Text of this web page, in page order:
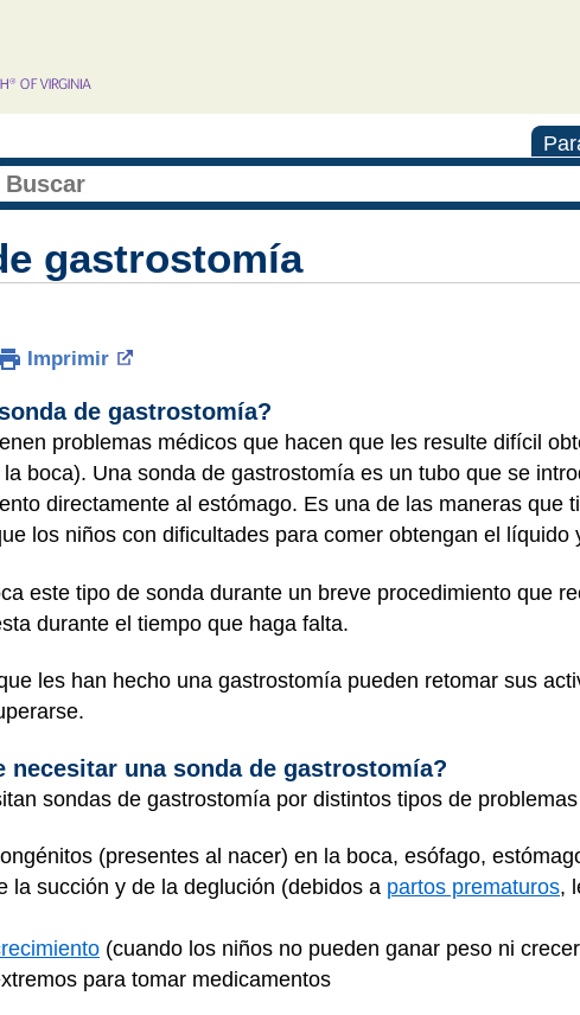
gastrostomía
Imprimir
de gastrostomía?
problemas médicos que hacen que les resulte difícil
boca). Una sonda de gastrostomía es un tubo que se
directamente al estómago. Es una de las maneras que
los niños con dificultades para comer obtengan el líquido
este tipo de sonda durante un breve procedimiento que
durante el tiempo que haga falta.
les han hecho una gastrostomía pueden retomar sus
necesitar una sonda de gastrostomía?
sondas de gastrostomía por distintos tipos de
(presentes al nacer) en la boca, esófago,
la succión y de la deglución (debidos a partos prematuros,
(cuando los niños no pueden ganar peso ni
para tomar medicamentos